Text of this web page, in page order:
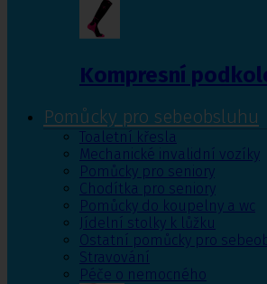
Kompresní
Pomůcky pro sebeobsluhu
Toaletní křesla
Mechanické invalidní vozíky
Pomůcky pro seniory
Chodítka pro seniory
Pomůcky do koupelny a wc
Jídelní stolky k lůžku
Ostatní pomůcky pro
Stravování
Péče o nemocného